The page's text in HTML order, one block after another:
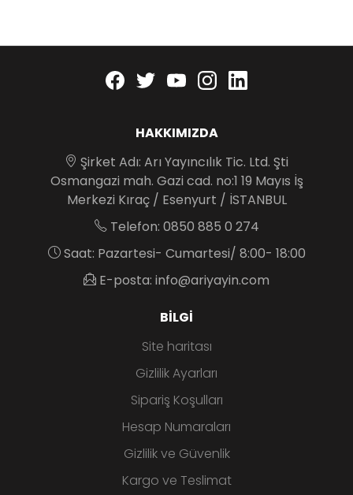
Facebook
twitteryoutubeinstagram
HAKKIMIZDA
Şirket Adı: Arı Yayıncılık Tic. Ltd. Şti
Osmangazi mah. Gazi cad. no:1 19 Mayıs İş
Merkezi Kıraç / Esenyurt / İSTANBUL
Telefon: 0850 885 0 274
Saat: Pazartesi- Cumartesi/ 8:00- 18:00
E-posta: info@ariyayin.com
BILGI
Site haritası
Gizlilik Ayarları
Sipariş Koşulları
Hesap Numaraları
Gizlilik ve Güvenlik
Kargo ve Teslimat